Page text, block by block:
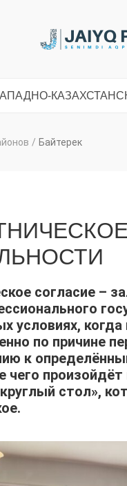
/ Байтерек
согласие –
условиях,
по причине
к
чего
стол»,